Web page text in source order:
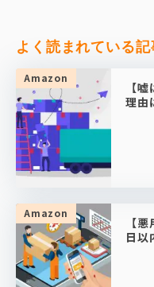
よく読まれている
Amazon
【
理由
Amazon
【
日以